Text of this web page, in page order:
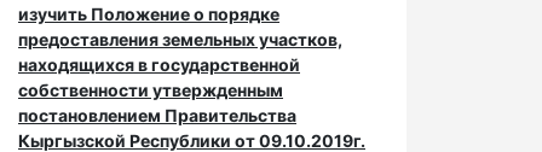
изучить Положение о порядке
предоставления земельных участков,
находящихся в государственной
собственности утвержденным
постановлением Правительства
Кыргызской Республики от 09.10.2019г.